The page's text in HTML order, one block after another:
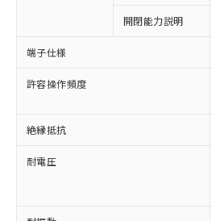
開閉能力説明
端子仕様
許容操作頻度
絶縁抵抗
耐電圧
以下の条件をお読みいた
ご利用ください。
本サービスは、当社
商品の当社在庫状況
当社制御機器事業取
本サービスの対象外
ことをご了承くださ
在庫状況および標準
記載している更新日
対応予定なし：EU RoHS
非含有に非対応の商品で
定はありません。
調査・確認中：EU RoHS
非含有の対応状況を調査中
非該当品：ライセンス料
害物質有無と関係のない商
いたものが、含有品と判
むを得ず変更することがあ
※1 中国RoHS○×表
「○」：最大均質材料含有
基準値以下であることを示
「×」：最大均質材料含有
基準値を超えていることを
「－」：未確認です。当
当社は、これら貴社
為替および外国貿易
（以下｢規制貨物等